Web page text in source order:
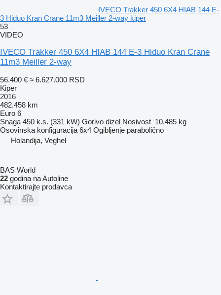
IVECO Trakker 450 6X4 HIAB 144 E-
3 Hiduo Kran Crane 11m3 Meiller 2-way kiper
53
VIDEO
IVECO Trakker 450 6X4 HIAB 144 E-3 Hiduo Kran Crane
11m3 Meiller 2-way
56.400 € ≈ 6.627.000 RSD
Kiper
2016
482.458 km
Euro 6
Snaga 450 k.s. (331 kW) Gorivo dizel Nosivost 10.485 kg
Osovinska konfiguracija 6x4 Ogibljenje parabolično
Holandija, Veghel
BAS World
22 godina na Autoline
Kontaktirajte prodavca